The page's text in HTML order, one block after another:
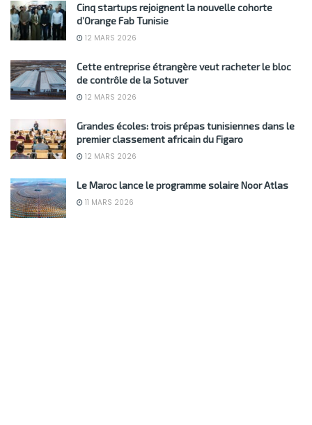
Cinq startups rejoignent la nouvelle cohorte
d’Orange Fab Tunisie
12 MARS 2026
Cette entreprise étrangère veut racheter le bloc
de contrôle de la Sotuver
12 MARS 2026
Grandes écoles: trois prépas tunisiennes dans le
premier classement africain du Figaro
12 MARS 2026
Le Maroc lance le programme solaire Noor Atlas
11 MARS 2026